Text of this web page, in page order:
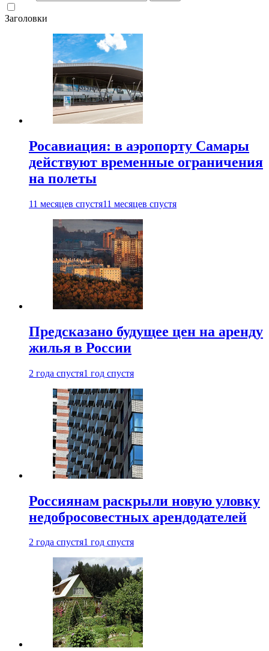
Заголовки
Росавиация: в аэропорту Самары
действуют временные ограничения
на полеты
11 месяцев спустя11 месяцев спустя
Предсказано будущее цен на аренду
жилья в России
2 года спустя1 год спустя
Россиянам раскрыли новую уловку
недобросовестных арендодателей
2 года спустя1 год спустя